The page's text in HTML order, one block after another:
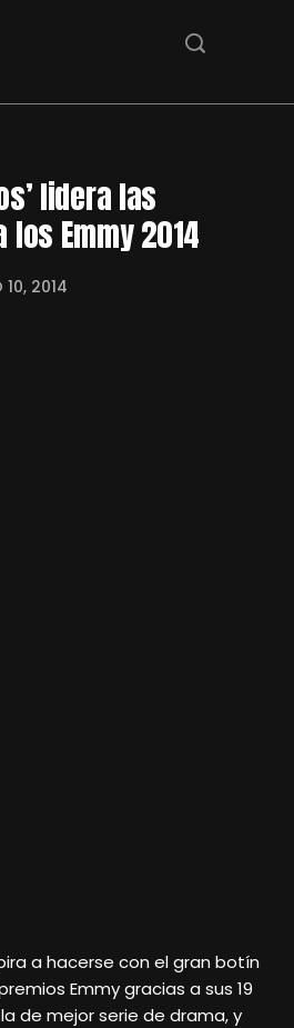
lidera las
Emmy 2014
10, 2014
a hacerse con el gran botín
Emmy gracias a sus 19
de mejor serie de drama, y